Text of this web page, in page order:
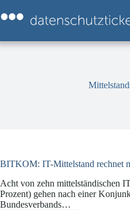
Inhalt
springen
BITKOM: IT-Mittelstand rechnet
Acht von zehn mittelständischen
Prozent) gehen nach einer
Bundesverbands…